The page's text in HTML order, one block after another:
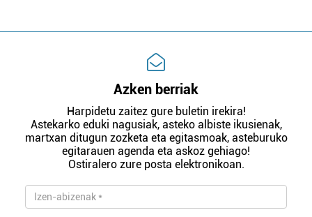
Azken berriak
Harpidetu zaitez gure buletin irekira!
Astekarko eduki nagusiak, asteko albiste ikusienak,
martxan ditugun zozketa eta egitasmoak, asteburuko
egitarauen agenda eta askoz gehiago!
Ostiralero zure posta elektronikoan.